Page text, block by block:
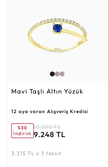
Mavi Taşlı Altın Yüzük
12 aya varan Alışveriş Kredisi
%30
İndirim
13.202 TL
9.248 TL
3.315 TL x 3 taksit